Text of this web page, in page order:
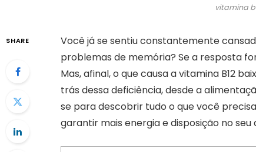
vitamina
SHARE
Você já se sentiu constantemente
problemas de memória? Se a resposta
Mas, afinal, o que causa a vitamina B12
trás dessa deficiência, desde a
se para descobrir tudo o que você
garantir mais energia e disposição no seu